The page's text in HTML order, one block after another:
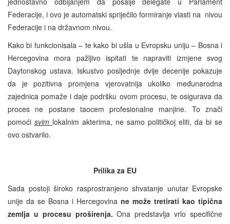
Federacije, i ovo je automatski spriječilo formiranje vlasti na nivou
Federacije i na državnom nivou.
Kako bi funkcionisala – te kako bi ušla u Evropsku uniju – Bosna i
Hercegovina mora pažljivo ispitati te napraviti izmjene svog
Daytonskog ustava. Iskustvo posljednje dvije decenije pokazuje
da je pozitivna promjena vjerovatnija ukoliko međunarodna
zajednica pomaže i daje podršku ovom procesu, te osigurava da
proces ne postane taocem profesionalne manjine. To znači
pomoći svim lokalnim akterima, ne samo političkoj eliti, da bi se
ovo ostvarilo.
Prilika za EU
Sada postoji široko rasprostranjeno shvatanje unutar Evropske
unije da se Bosna i Hercegovina ne može tretirati kao tipična
zemlja u procesu proširenja.Ona predstavlja vrlo specifične